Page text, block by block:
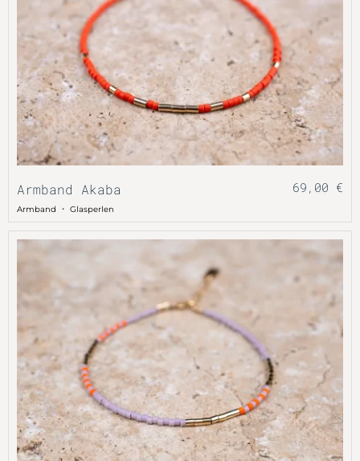
Armband Akaba 69,00 €
Armband ・ Glasperlen